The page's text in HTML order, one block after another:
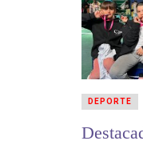
DEPORTE